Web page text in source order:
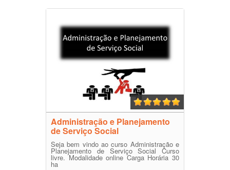
Administração e Planejamento
de Serviço Social
Seja bem vindo ao curso Administração e
Planejamento de Serviço Social Curso
livre. Modalidade online Carga Horária 30
ha